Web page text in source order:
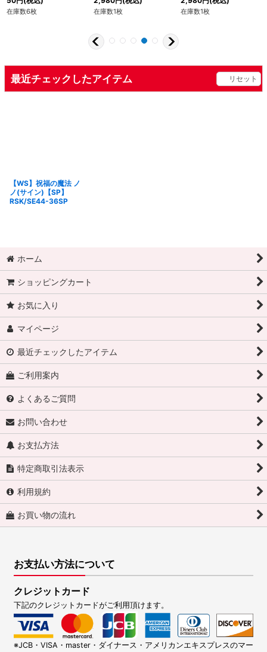
在庫数6枚 在庫数1枚 在庫数1枚
最近チェックしたアイテム リセット
【WS】祝福の魔法 ノ
ノ(サイン)【SP】
RSK/SE44-36SP
ホーム
ショッピングカート
お気に入り
マイページ
最近チェックしたアイテム
ご利用案内
よくあるご質問
お問い合わせ
お支払方法
特定商取引法表示
利用規約
お買い物の流れ
お支払い方法について
クレジットカード
下記のクレジットカードがご利用頂けます。
※JCB・VISA・master・ダイナース・アメリカンエキスプレスのマー